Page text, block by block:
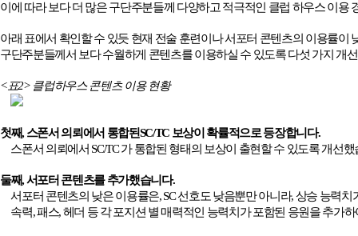
이에 따라 보다 더 많은 구단주분들께 다양하고 적극적인 클럽 하우스 이용
아래 표에서 확인할 수 있듯 현재 전술 훈련이나 서포터 콘텐츠의 이용률이
구단주분들께서 보다 수월하게 콘텐츠를 이용하실 수 있도록 다섯 가지 개
<표2> 클럽하우스 콘텐츠 이용 현황
첫째, 스폰서 의뢰에서 통합된SC/TC 보상이 확률적으로 등장합니다.
스폰서 의뢰에서 SC/TC가 통합된 형태의 보상이 출현할 수 있도록 개선했
둘째,서포터 콘텐츠를 추가했습니다.
서포터 콘텐츠의 낮은 이용률은, SC선호도 낮음뿐만 아니라,상승 능력치
속력,패스,헤더 등 각 포지션 별 매력적인 능력치가 포함된 응원을 추가